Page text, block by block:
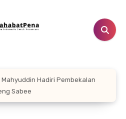
Hadiri Pembekalan
Sabee